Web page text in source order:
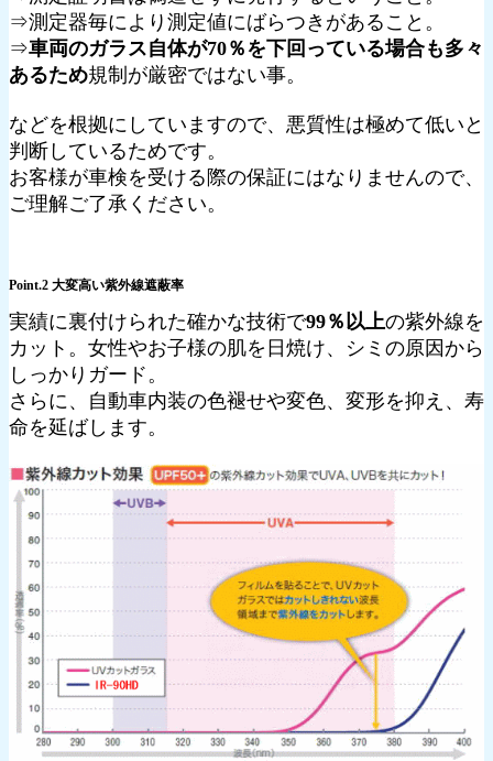
⇒測定器毎により測定値にばらつきがあること。
⇒車両のガラス自体が70％を下回っている場合も多々
あるため規制が厳密ではない事。
などを根拠にしていますので、悪質性は極めて低いと
判断しているためです。
お客様が車検を受ける際の保証にはなりませんので、
ご理解ご了承ください。
Point.2 大変高い紫外線遮蔽率
実績に裏付けられた確かな技術で99％以上の紫外線を
カット。女性やお子様の肌を日焼け、シミの原因から
しっかりガード。
さらに、自動車内装の色褪せや変色、変形を抑え、寿
命を延ばします。